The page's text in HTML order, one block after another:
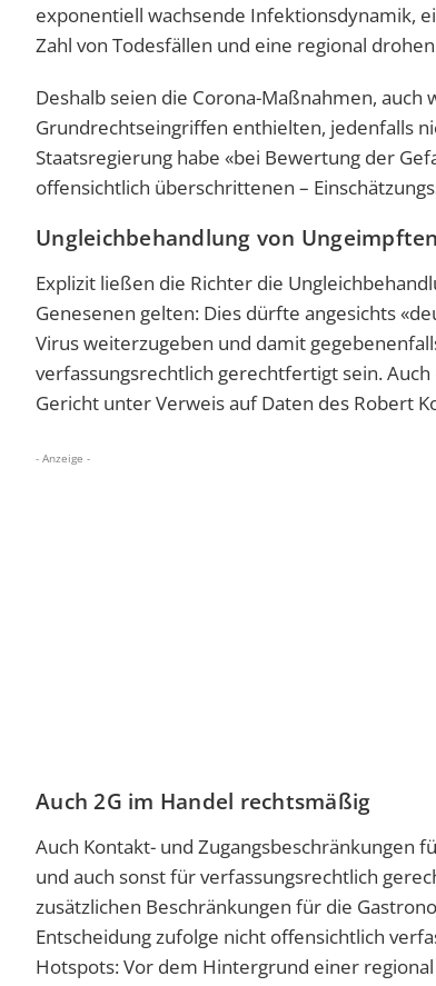
exponentiell wachsende Infektionsdynamik,
Zahl von Todesfällen und eine regional
Deshalb seien die Corona-Maßnahmen,
Grundrechtseingriffen enthielten, jedenfalls
Staatsregierung habe «bei Bewertung der
offensichtlich überschrittenen –
Ungleichbehandlung von
Explizit ließen die Richter die
Genesenen gelten: Dies dürfte angesichts
Virus weiterzugeben und damit
verfassungsrechtlich gerechtfertigt sein.
Gericht unter Verweis auf Daten des Robert
- Anzeige -
Auch 2G im Handel rechtsmäßig
Auch Kontakt- und
und auch sonst für verfassungsrechtlich
zusätzlichen Beschränkungen für die
Entscheidung zufolge nicht offensichtlich
Hotspots: Vor dem Hintergrund einer